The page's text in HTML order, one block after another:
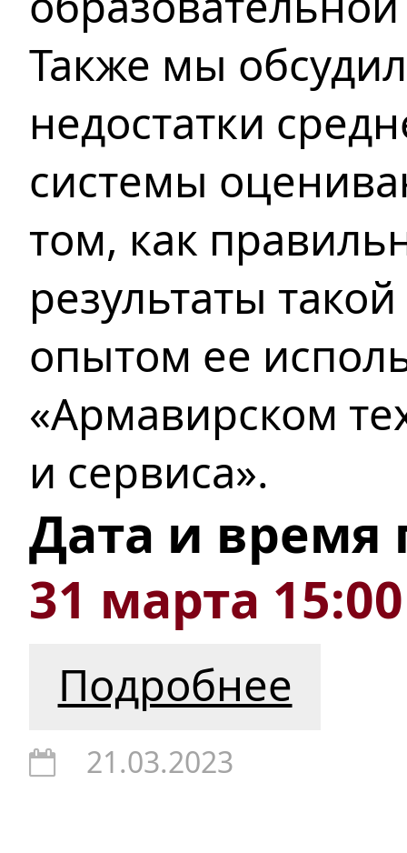
Также мы
недостатки
системы
том, как
результаты
опытом ее
«Армавирском
и сервиса».
Дата и время
31 марта
Подробнее
21.03.2023